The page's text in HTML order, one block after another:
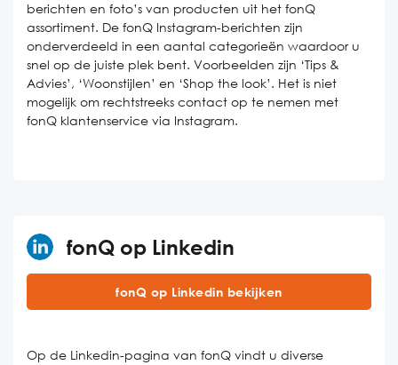
berichten en foto’s van producten uit het fonQ
assortiment. De fonQ Instagram-berichten zijn
onderverdeeld in een aantal categorieën waardoor u
snel op de juiste plek bent. Voorbeelden zijn ‘Tips &
Advies’, ‘Woonstijlen’ en ‘Shop the look’. Het is niet
mogelijk om rechtstreeks contact op te nemen met
fonQ klantenservice via Instagram.
fonQ op Linkedin
fonQ op Linkedin bekijken
Op de Linkedin-pagina van fonQ vindt u diverse